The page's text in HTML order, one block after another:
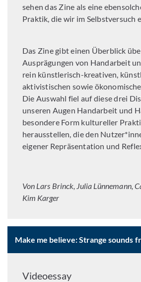
sehen das Zine als eine
Praktik, die wir im Selbstversuch
Das Zine gibt einen Überblick
Ausprägungen von Handarbeit
rein künstlerisch-kreativen,
aktivistischen sowie
Die Auswahl fiel auf diese drei
unseren Augen Handarbeit und
besondere Form kultureller
herausstellen, die den
eigener Repräsentation und
Von Lars Brinck, Julia Lünnemann,
Kim Karger
Make me believe: Strange sounds
Videoessay